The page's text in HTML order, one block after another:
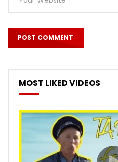
MOST LIKED VIDEOS